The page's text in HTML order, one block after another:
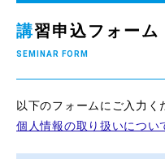
講習申込フォーム
SEMINAR FORM
以下のフォームにご入力く
個人情報の取り扱いについ